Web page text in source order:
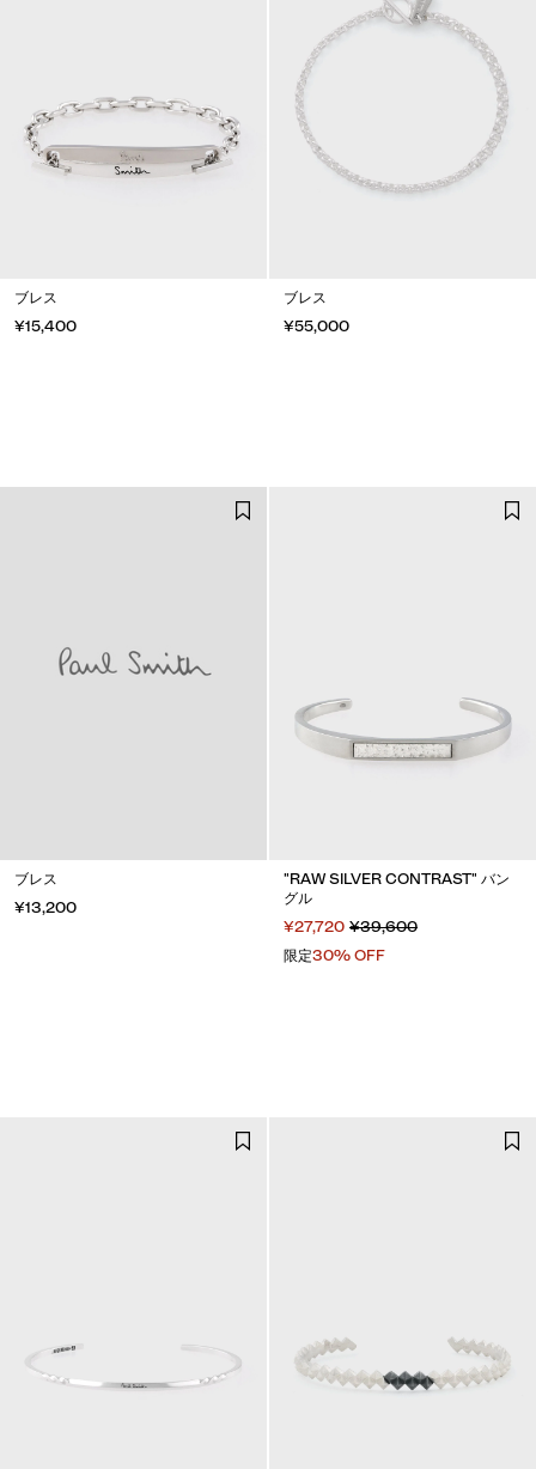
ブレス
¥15,400
ブレス
¥55,000
ブレス
¥13,200
"RAW SILVER CONTRAST" バン
グル
¥27,720 ¥39,600
限定30% OFF